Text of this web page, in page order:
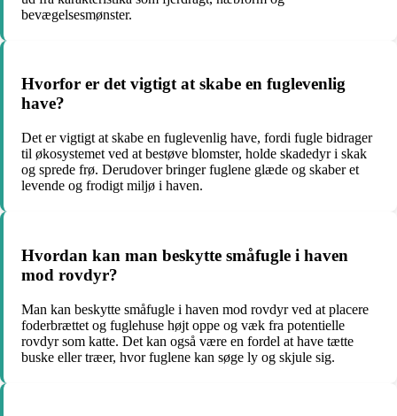
bevægelsesmønster.
Hvorfor er det vigtigt at skabe en fuglevenlig
have?
Det er vigtigt at skabe en fuglevenlig have, fordi fugle bidrager
til økosystemet ved at bestøve blomster, holde skadedyr i skak
og sprede frø. Derudover bringer fuglene glæde og skaber et
levende og frodigt miljø i haven.
Hvordan kan man beskytte småfugle i haven
mod rovdyr?
Man kan beskytte småfugle i haven mod rovdyr ved at placere
foderbrættet og fuglehuse højt oppe og væk fra potentielle
rovdyr som katte. Det kan også være en fordel at have tætte
buske eller træer, hvor fuglene kan søge ly og skjule sig.